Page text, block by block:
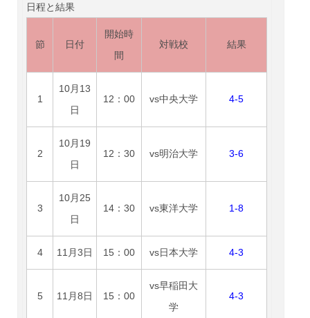
日程と結果
節 日付
開始時
間
対戦校 結果
1
10月13
日
12：00 vs中央大学 4-5
2
10月19
日
12：30 vs明治大学 3-6
3
10月25
日
14：30 vs東洋大学 1-8
4 11月3日 15：00 vs日本大学 4-3
5 11月8日 15：00
vs早稲田大
学
4-3